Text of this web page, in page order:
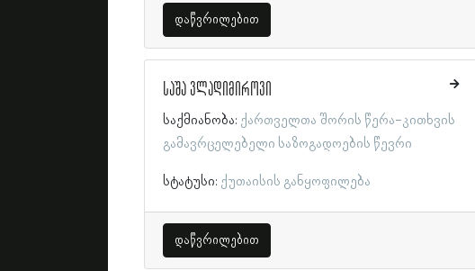
დაწვრილებით
საშა ვლადიმიროვი
საქმიანობა: ქართველთა შორის წერა-კითხვის
გამავრცელებელი საზოგადოების წევრი
სტატუსი: ქუთაისის განყოფილება
დაწვრილებით